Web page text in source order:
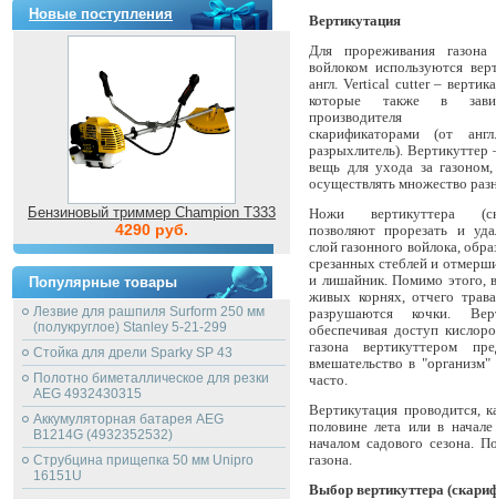
Новые поступления
Бензиновый триммер Champion T333
4290 руб.
Популярные товары
Лезвие для рашпиля Surform 250 мм
(полукруглое) Stanley 5-21-299
Стойка для дрели Sparky SP 43
Полотно биметаллическое для резки
AEG 4932430315
Аккумуляторная батарея AEG
B1214G (4932352532)
Струбцина прищепка 50 мм Unipro
16151U
Вертикутация
Для прореживания
войлоком используются
англ. Vertical cutter –
которые также в
производителя
скарификаторами (от
разрыхлитель). Вертикуттер
вещь для ухода за
осуществлять множество
Ножи вертикуттера
позволяют прорезать и
слой газонного войлока,
срезанных стеблей и
и лишайник. Помимо этого,
живых корнях, отчего
разрушаются кочки.
обеспечивая доступ
газона вертикуттером
вмешательство в
часто.
Вертикутация проводится,
половине лета или в
началом садового сезона.
газона.
Выбор вертикуттера